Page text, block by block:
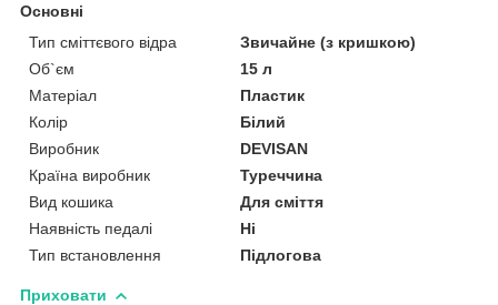
Основні
Тип сміттєвого відра
Звичайне (з кришкою)
Об`єм
15 л
Матеріал
Пластик
Колір
Білий
Виробник
DEVISAN
Країна виробник
Туреччина
Вид кошика
Для сміття
Наявність педалі
Ні
Тип встановлення
Підлогова
Приховати